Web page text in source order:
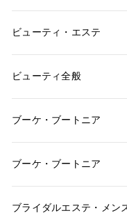
ビューティ・エステ
ビューティ全般
ブーケ・ブートニア
ブーケ・ブートニア
ブライダルエステ・メン